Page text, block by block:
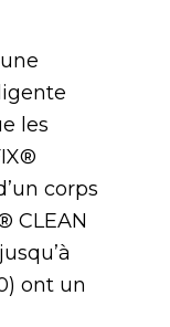
les
corps
CLEAN
ont un